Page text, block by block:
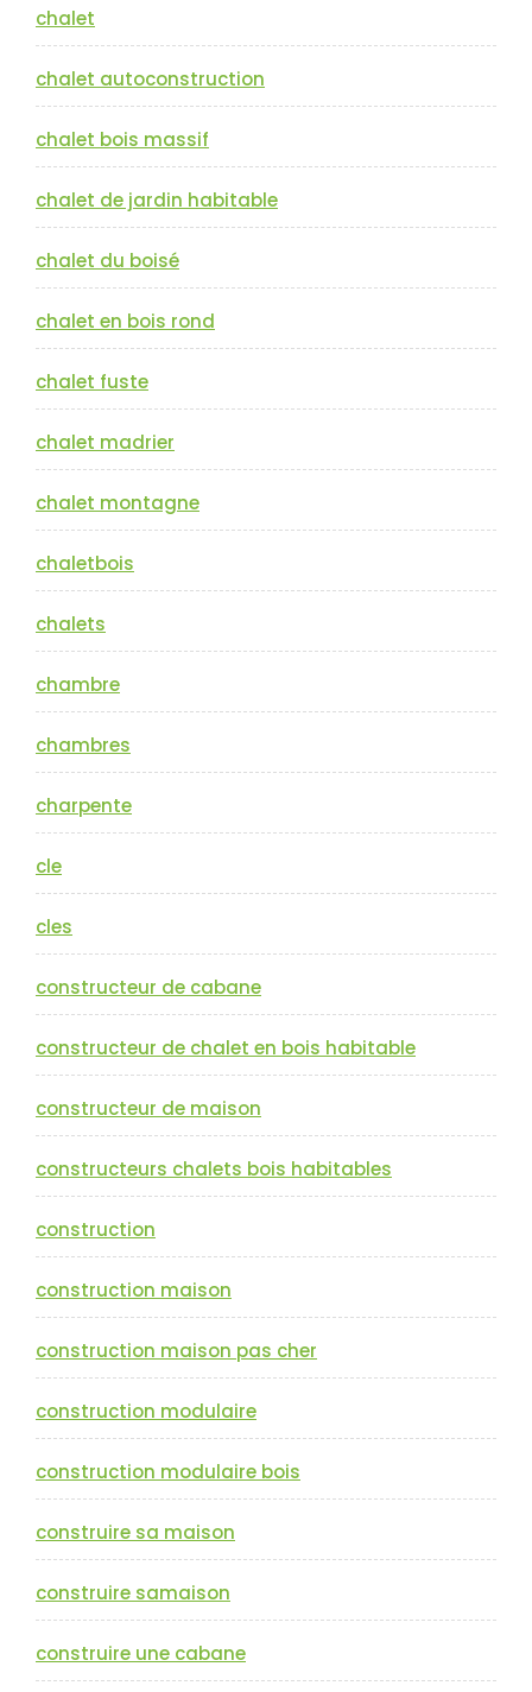
chalet
chalet autoconstruction
chalet bois massif
chalet de jardin habitable
chalet du boisé
chalet en bois rond
chalet fuste
chalet madrier
chalet montagne
chaletbois
chalets
chambre
chambres
charpente
cle
cles
constructeur de cabane
constructeur de chalet en bois habitable
constructeur de maison
constructeurs chalets bois habitables
construction
construction maison
construction maison pas cher
construction modulaire
construction modulaire bois
construire sa maison
construire samaison
construire une cabane